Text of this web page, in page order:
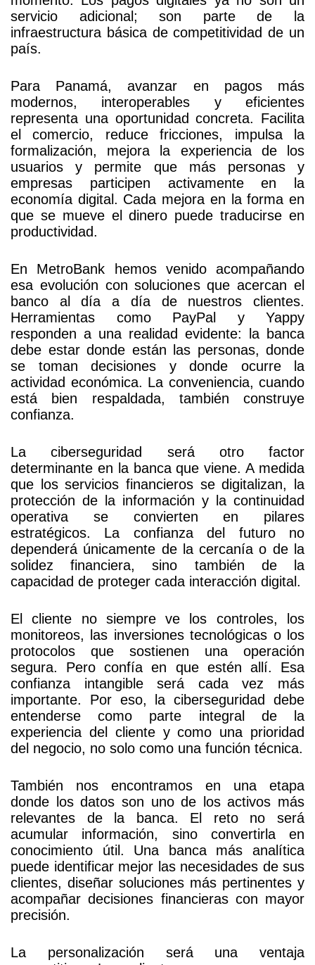
servicio adicional; son parte de la
infraestructura básica de competitividad de un
país.
Para Panamá, avanzar en pagos más
modernos, interoperables y eficientes
representa una oportunidad concreta. Facilita
el comercio, reduce fricciones, impulsa la
formalización, mejora la experiencia de los
usuarios y permite que más personas y
empresas participen activamente en la
economía digital. Cada mejora en la forma en
que se mueve el dinero puede traducirse en
productividad.
En MetroBank hemos venido acompañando
esa evolución con soluciones que acercan el
banco al día a día de nuestros clientes.
Herramientas como PayPal y Yappy
responden a una realidad evidente: la banca
debe estar donde están las personas, donde
se toman decisiones y donde ocurre la
actividad económica. La conveniencia, cuando
está bien respaldada, también construye
confianza.
La ciberseguridad será otro factor
determinante en la banca que viene. A medida
que los servicios financieros se digitalizan, la
protección de la información y la continuidad
operativa se convierten en pilares
estratégicos. La confianza del futuro no
dependerá únicamente de la cercanía o de la
solidez financiera, sino también de la
capacidad de proteger cada interacción digital.
El cliente no siempre ve los controles, los
monitoreos, las inversiones tecnológicas o los
protocolos que sostienen una operación
segura. Pero confía en que estén allí. Esa
confianza intangible será cada vez más
importante. Por eso, la ciberseguridad debe
entenderse como parte integral de la
experiencia del cliente y como una prioridad
del negocio, no solo como una función técnica.
También nos encontramos en una etapa
donde los datos son uno de los activos más
relevantes de la banca. El reto no será
acumular información, sino convertirla en
conocimiento útil. Una banca más analítica
puede identificar mejor las necesidades de sus
clientes, diseñar soluciones más pertinentes y
acompañar decisiones financieras con mayor
precisión.
La personalización será una ventaja